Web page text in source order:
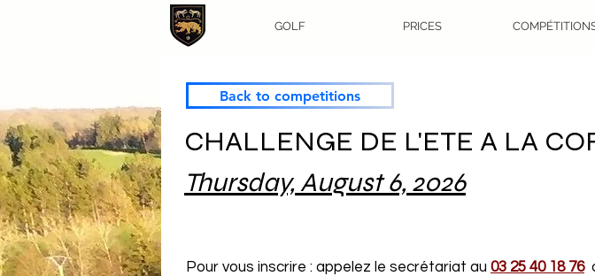
GOLF PRICES
Back to competitions
CHALLENGE DE L'ETE A LA
Thursday, August 6, 2026
Pour vous inscrire : appelez le secrétariat au 03 25 40 18 76